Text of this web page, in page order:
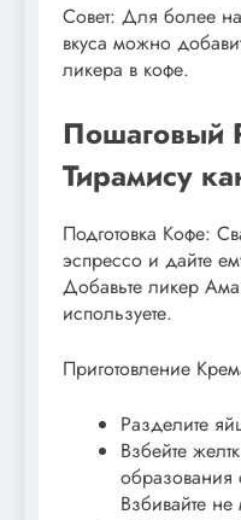
Совет: Для более
вкуса можно
ликера в кофе.
Пошаговый
Тирамису
Подготовка Кофе:
эспрессо и дайте
Добавьте ликер
используете.
Приготовление
Разделите
Взбейте
Взбивайте